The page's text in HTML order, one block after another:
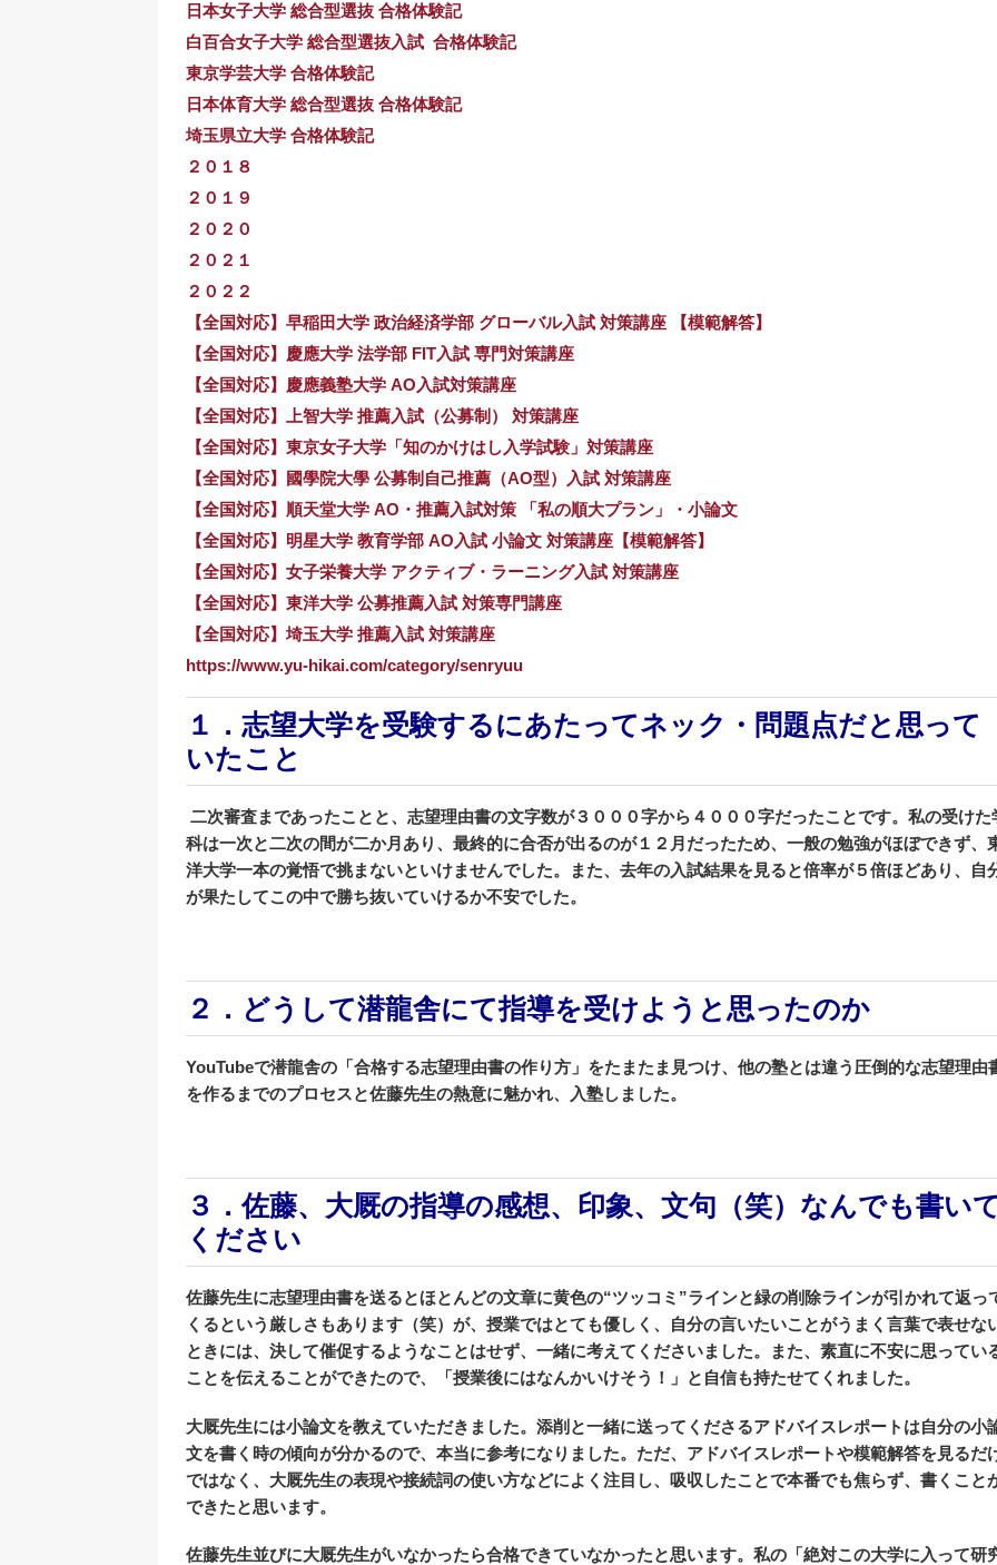
日本女子大学 総合型選抜 合格体験記
白百合女子大学 総合型選抜入試 合格体験記
東京学芸大学 合格体験記
日本体育大学 総合型選抜 合格体験記
埼玉県立大学 合格体験記
２０１８
２０１９
２０２０
２０２１
２０２２
【全国対応】早稲田大学 政治経済学部 グローバル入試 対策講座 【模範解答】
【全国対応】慶應大学 法学部 FIT入試 専門対策講座
【全国対応】慶應義塾大学 AO入試対策講座
【全国対応】上智大学 推薦入試（公募制） 対策講座
【全国対応】東京女子大学「知のかけはし入学試験」対策講座
【全国対応】國學院大學 公募制自己推薦（AO型）入試 対策講座
【全国対応】順天堂大学 AO・推薦入試対策 「私の順大プラン」・小論文
【全国対応】明星大学 教育学部 AO入試 小論文 対策講座【模範解答】
【全国対応】女子栄養大学 アクティブ・ラーニング入試 対策講座
【全国対応】東洋大学 公募推薦入試 対策専門講座
【全国対応】埼玉大学 推薦入試 対策講座
https://www.yu-hikai.com/category/senryuu
１．志望大学を受験するにあたってネック・問題点だと思って
いたこと
二次審査まであったことと、 志望理由書の文字数が３０００字から４０００字だったことです。 私の受けた
科は一次と二次の間が二か月あり、 最終的に合否が出るのが１２月だったため、 一般の勉強がほぼできず、
洋大学一本の覚悟で挑まないといけませんでした。また、 去年の入試結果を見ると倍率が５倍ほどあり、
自
が果たしてこの中で勝ち抜いていけるか不安でした。
２．どうして潜龍舎にて指導を受けようと思ったのか
YouTubeで潜龍舎の「合格する志望理由書の作り方」 をたまたま見つけ、 他の塾とは違う圧倒的な志望理由
を作るまでのプロセスと佐藤先生の熱意に魅かれ、入塾しました。
３．佐藤、大厩の指導の感想、印象、文句（笑）なんでも書い
ください
佐藤先生に志望理由書を送るとほとんどの文章に黄色の“ツッコミ”ラインと緑の削除ラインが引かれて返っ
くるという厳しさもあります（笑）が、授業ではとても優しく、自分の言いたいことがうまく言葉で表せな
ときには、決して催促するようなことはせず、一緒に考えてくださいました。また、素直に不安に思ってい
ことを伝えることができたので、「授業後にはなんかいけそう！」と自信も持たせてくれました。
大厩先生には小論文を教えていただきました。添削と一緒に送ってくださるアドバイスレポートは自分の小
文を書く時の傾向が分かるので、本当に参考になりました。ただ、アドバイスレポートや模範解答を見るだ
ではなく、大厩先生の表現や接続詞の使い方などによく注目し、吸収したことで本番でも焦らず、書くこと
できたと思います。
佐藤先生並びに大厩先生がいなかったら合格できていなかったと思います。私の「絶対この大学に入って研